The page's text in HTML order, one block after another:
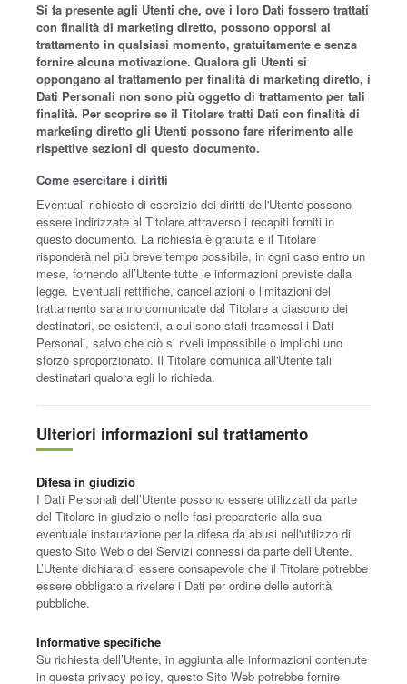
Si fa presente agli Utenti che, ove i loro Dati fossero trattati
con finalità di marketing diretto, possono opporsi al
trattamento in qualsiasi momento, gratuitamente e senza
fornire alcuna motivazione. Qualora gli Utenti si
oppongano al trattamento per finalità di marketing diretto, i
Dati Personali non sono più oggetto di trattamento per tali
finalità. Per scoprire se il Titolare tratti Dati con finalità di
marketing diretto gli Utenti possono fare riferimento alle
rispettive sezioni di questo documento.
Come esercitare i diritti
Eventuali richieste di esercizio dei diritti dell'Utente possono
essere indirizzate al Titolare attraverso i recapiti forniti in
questo documento. La richiesta è gratuita e il Titolare
risponderà nel più breve tempo possibile, in ogni caso entro un
mese, fornendo all’Utente tutte le informazioni previste dalla
legge. Eventuali rettifiche, cancellazioni o limitazioni del
trattamento saranno comunicate dal Titolare a ciascuno dei
destinatari, se esistenti, a cui sono stati trasmessi i Dati
Personali, salvo che ciò si riveli impossibile o implichi uno
sforzo sproporzionato. Il Titolare comunica all'Utente tali
destinatari qualora egli lo richieda.
Ulteriori informazioni sul trattamento
Difesa in giudizio
I Dati Personali dell’Utente possono essere utilizzati da parte
del Titolare in giudizio o nelle fasi preparatorie alla sua
eventuale instaurazione per la difesa da abusi nell'utilizzo di
questo Sito Web o dei Servizi connessi da parte dell’Utente.
L’Utente dichiara di essere consapevole che il Titolare potrebbe
essere obbligato a rivelare i Dati per ordine delle autorità
pubbliche.
Informative specifiche
Su richiesta dell’Utente, in aggiunta alle informazioni contenute
in questa privacy policy, questo Sito Web potrebbe fornire